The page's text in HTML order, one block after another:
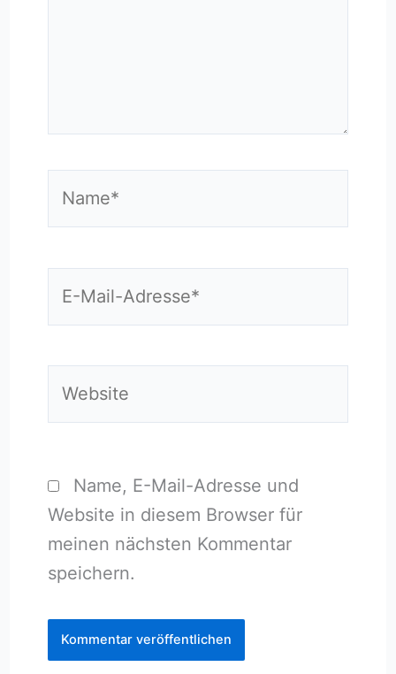
Name, E-Mail-Adresse und
Website in diesem Browser für
meinen nächsten Kommentar
speichern.